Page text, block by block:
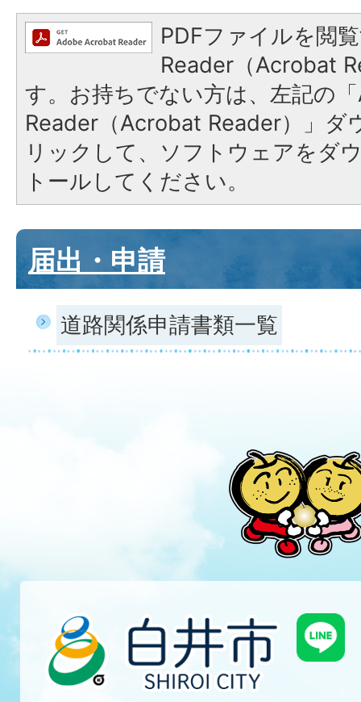
PDFファイルを閲
Reader（Acrobat
す。お持ちでない方は、左記の
Reader（Acrobat Reader）」ダ
リックして、ソフトウェアをダ
トールしてください。
届出・申請
道路関係申請書類一覧